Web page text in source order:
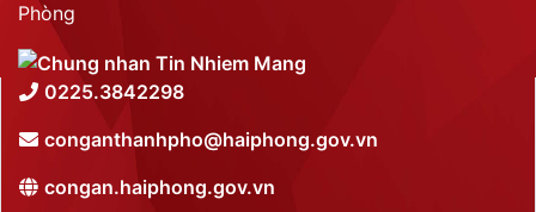
Phòng
0225.3842298
conganthanhpho@haiphong.gov.vn
congan.haiphong.gov.vn